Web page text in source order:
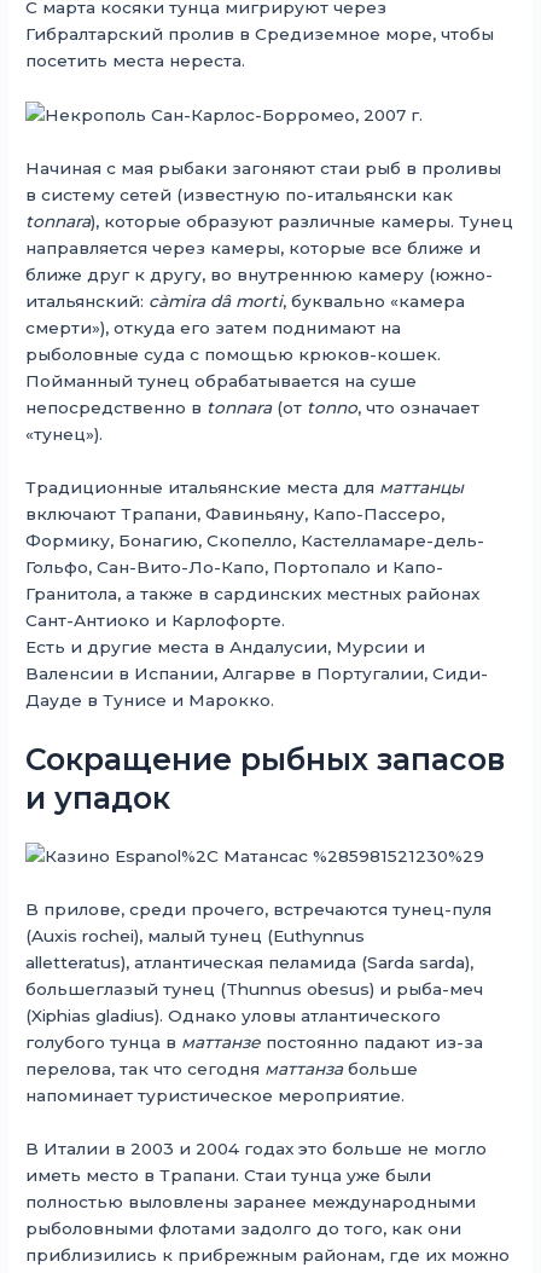
С марта косяки тунца мигрируют через
Гибралтарский пролив в Средиземное море, чтобы
посетить места нереста.
Начиная с мая рыбаки загоняют стаи рыб в проливы
в систему сетей (известную по-итальянски как
tonnara), которые образуют различные камеры. Тунец
направляется через камеры, которые все ближе и
ближе друг к другу, во внутреннюю камеру (южно-
итальянский: càmira dâ morti, буквально «камера
смерти»), откуда его затем поднимают на
рыболовные суда с помощью крюков-кошек.
Пойманный тунец обрабатывается на суше
непосредственно в tonnara(от tonno, что означает
«тунец»).
Традиционные итальянские места для маттанцы
включают Трапани, Фавиньяну, Капо-Пассеро,
Формику, Бонагию, Скопелло, Кастелламаре-дель-
Гольфо, Сан-Вито-Ло-Капо, Портопало и Капо-
Гранитола, а также в сардинских местных районах
Сант-Антиоко и Карлофорте.
Есть и другие места в Андалусии, Мурсии и
Валенсии в Испании, Алгарве в Португалии, Сиди-
Дауде в Тунисе и Марокко.
Сокращение рыбных запасов
и упадок
В прилове, среди прочего, встречаются тунец-пуля
(Auxis rochei), малый тунец (Euthynnus
alletteratus), атлантическая пеламида (Sarda sarda),
большеглазый тунец (Thunnus obesus) и рыба-меч
(Xiphias gladius). Однако уловы атлантического
голубого тунца в маттанзе постоянно падают из-за
перелова, так что сегодня маттанзабольше
напоминает туристическое мероприятие.
В Италии в 2003 и 2004 годах это больше не могло
иметь место в Трапани. Стаи тунца уже были
полностью выловлены заранее международными
рыболовными флотами задолго до того, как они
приблизились к прибрежным районам, где их можно